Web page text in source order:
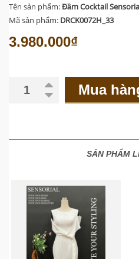
Tên sản phẩm:Đầm Cocktail
Mã sản phẩm: DRCK0072H_33
3.980.000₫
Mua
SẢN PHẨM